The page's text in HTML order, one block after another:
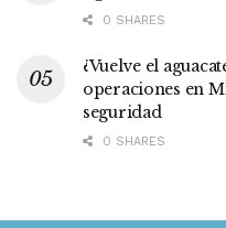
0 SHARES
¿Vuelve el
operaciones en
seguridad
0 SHARES